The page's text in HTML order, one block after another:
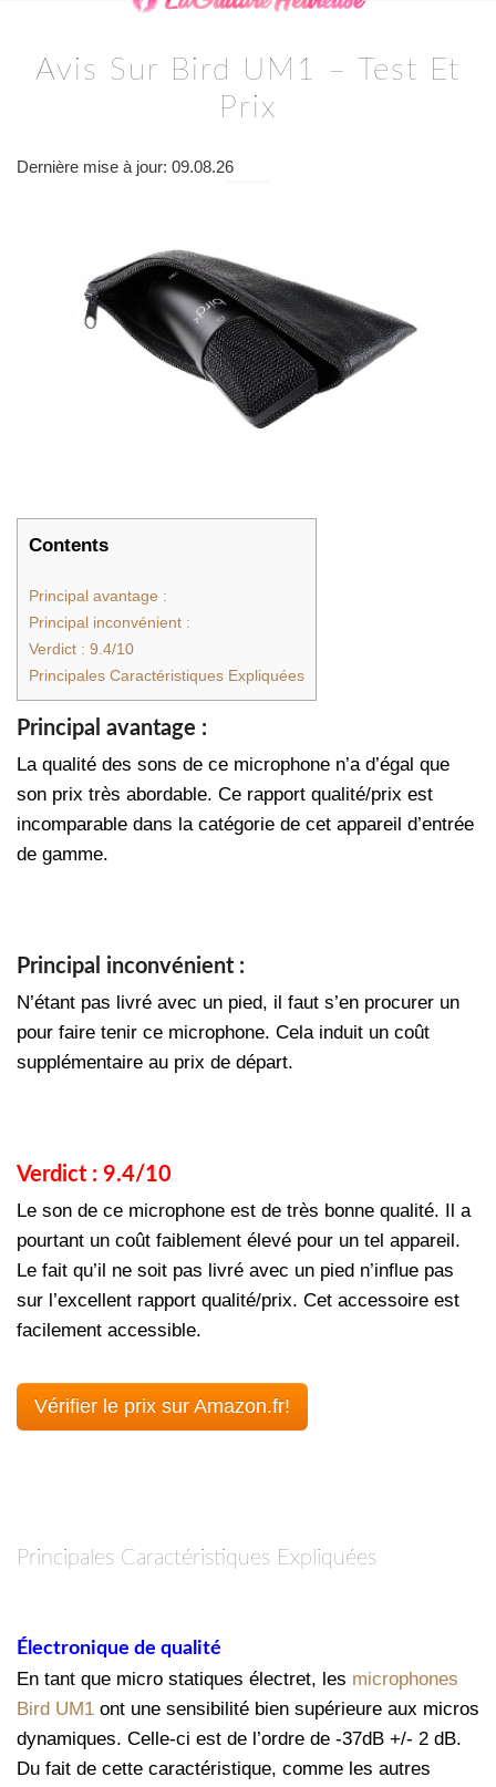
Avis Sur Bird UM1 – Test Et
Prix
Dernière mise à jour: 09.08.26
Contents
Principal avantage :
Principal inconvénient :
Verdict : 9.4/10
Principales Caractéristiques Expliquées
Principal avantage :
La qualité des sons de ce microphone n’a d’égal que
son prix très abordable. Ce rapport qualité/prix est
incomparable dans la catégorie de cet appareil d’entrée
de gamme.
Principal inconvénient :
N’étant pas livré avec un pied, il faut s’en procurer un
pour faire tenir ce microphone. Cela induit un coût
supplémentaire au prix de départ.
Verdict : 9.4/10
Le son de ce microphone est de très bonne qualité. Il a
pourtant un coût faiblement élevé pour un tel appareil.
Le fait qu’il ne soit pas livré avec un pied n’influe pas
sur l’excellent rapport qualité/prix. Cet accessoire est
facilement accessible.
Vérifier le prix sur Amazon.fr!
Principales Caractéristiques Expliquées
Électronique de qualité
En tant que micro statiques électret, les microphones
Bird UM1 ont une sensibilité bien supérieure aux micros
dynamiques. Celle-ci est de l’ordre de -37dB +/- 2 dB.
Du fait de cette caractéristique, comme les autres